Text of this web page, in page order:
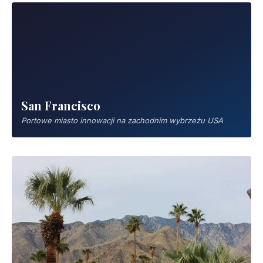
San Francisco
Portowe miasto innowacji na zachodnim wybrzeżu USA